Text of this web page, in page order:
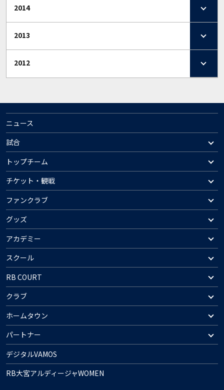
2014
2013
2012
ニュース
試合
トップチーム
チケット・観戦
ファンクラブ
グッズ
アカデミー
スクール
RB COURT
クラブ
ホームタウン
パートナー
デジタルVAMOS
RB大宮アルディージャWOMEN